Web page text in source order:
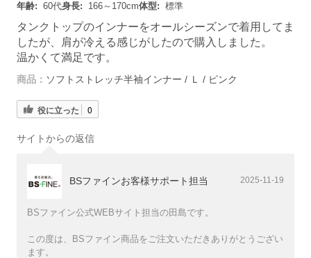
年齢: 60代身長: 166～170cm体型: 標準
タンクトップのインナーをオールシーズンで着用してま
したが、肩が冷える感じがしたので購入しました。
温かくて満足です。
商品： ソフトストレッチ半袖インナー / Ｌ / ピンク
役に立った 0
サイトからの返信
BSファインお客様サポート担当 2025-11-19
BSファイン公式WEBサイト担当の田島です。
この度は、BSファイン商品をご注文いただきありがとうござい
ます。